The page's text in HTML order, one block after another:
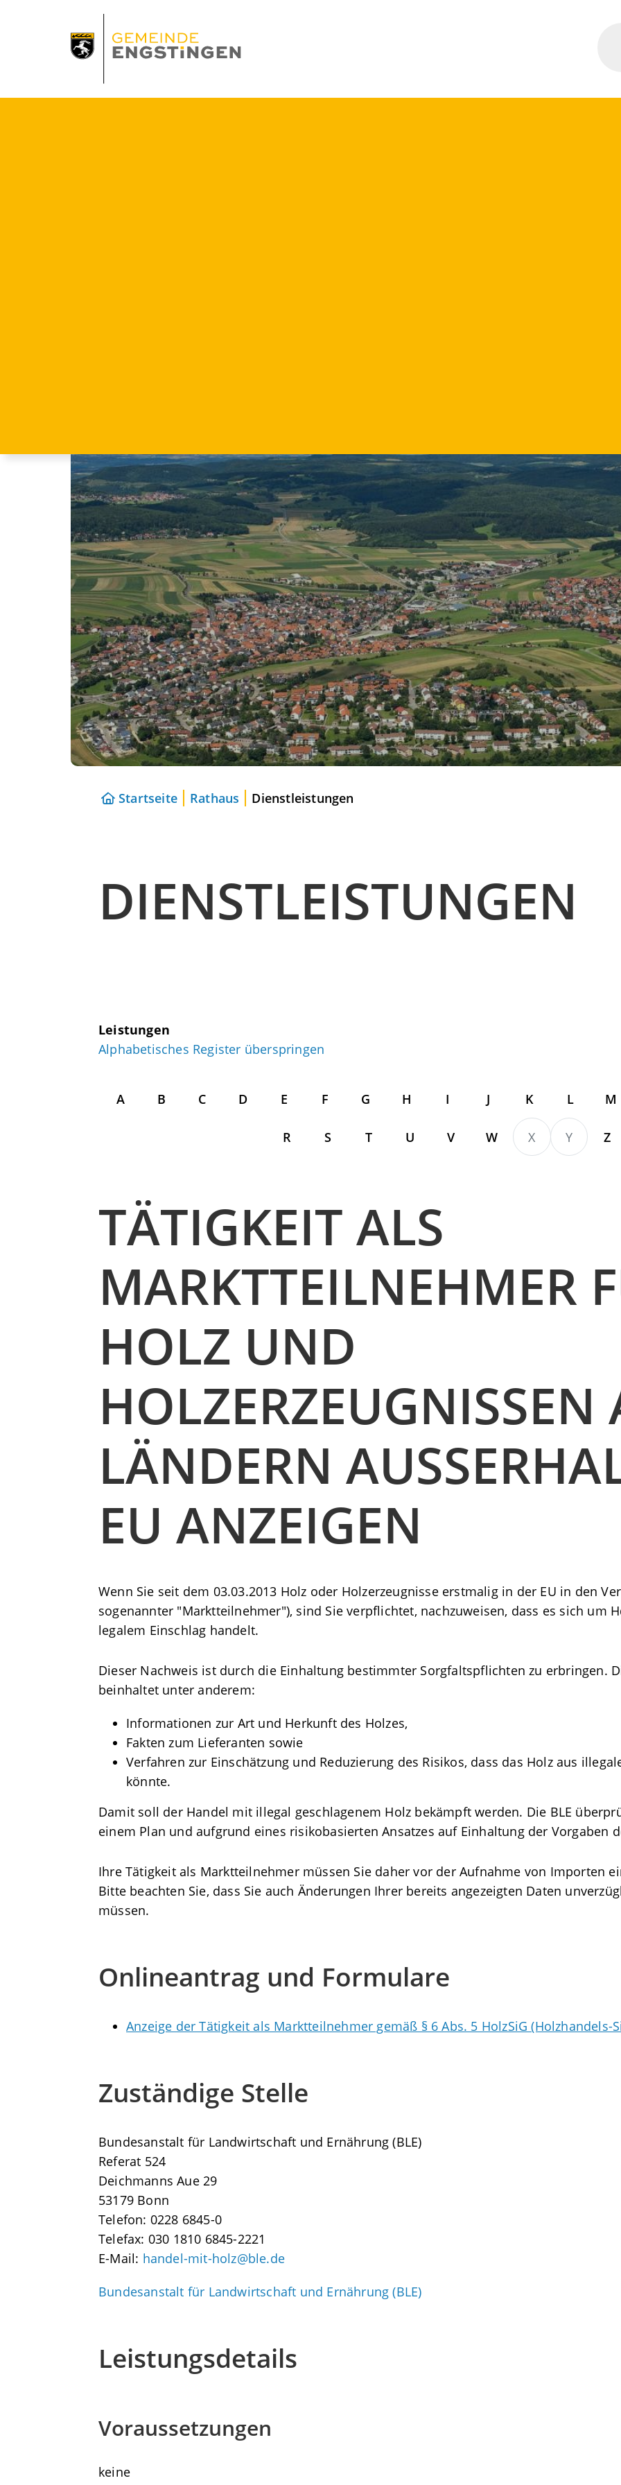
Startseite Rathaus Dienstleistungen
DIENSTLEISTUNGEN
Leistungen
Alphabetisches Register überspringen
A B C D E F G H I J K L M
R S T U V W X Y Z
TÄTIGKEIT ALS
MARKTTEILNEHMER
HOLZ UND
HOLZERZEUGNISSEN
LÄNDERN
U ANZEIGEN
Wenn Sie seit dem 03.03.2013 Holz oder Holzerzeugnisse erstmalig in der EU in den
sogenannter "Marktteilnehmer"), sind Sie verpflichtet, nachzuweisen, dass es sich um
legalem Einschlag handelt.
Dieser Nachweis ist durch die Einhaltung bestimmter Sorgfaltspflichten zu erbringen.
beinhaltet unter anderem:
Informationen zur Art und Herkunft des Holzes,
Fakten zum Lieferanten sowie
Verfahren zur Einschätzung und Reduzierung des Risikos, dass das Holz aus
könnte.
Damit soll der Handel mit illegal geschlagenem Holz bekämpft werden. Die BLE
einem Plan und aufgrund eines risikobasierten Ansatzes auf Einhaltung der Vorgaben
Ihre Tätigkeit als Marktteilnehmer müssen Sie daher vor der Aufnahme von Importen
Bitte beachten Sie, dass Sie auch Änderungen Ihrer bereits angezeigten Daten
müssen.
Onlineantrag und Formulare
Anzeige der Tätigkeit als Marktteilnehmer gemäß § 6 Abs. 5 HolzSiG (Holzhandels-
Zuständige Stelle
Bundesanstalt für Landwirtschaft und Ernährung (BLE)
Referat 524
Deichmanns Aue 29
53179 Bonn
Telefon: 0228 6845-0
Telefax: 030 1810 6845-2221
E-Mail: handel-mit-holz@ble.de
Bundesanstalt für Landwirtschaft und Ernährung (BLE)
Leistungsdetails
Voraussetzungen
keine